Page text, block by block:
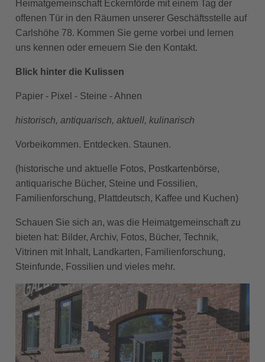
Heimatgemeinschaft Eckernförde mit einem Tag der
offenen Tür in den Räumen unserer Geschäftsstelle auf
Carlshöhe 78. Kommen Sie gerne vorbei und lernen
uns kennen oder erneuern Sie den Kontakt.
Blick hinter die Kulissen
Papier - Pixel - Steine - Ahnen
historisch, antiquarisch, aktuell, kulinarisch
Vorbeikommen. Entdecken. Staunen.
(historische und aktuelle Fotos, Postkartenbörse,
antiquarische Bücher, Steine und Fossilien,
Familienforschung, Plattdeutsch, Kaffee und Kuchen)
Schauen Sie sich an, was die Heimatgemeinschaft zu
bieten hat: Bilder, Archiv, Fotos, Bücher, Technik,
Vitrinen mit Inhalt, Landkarten, Familienforschung,
Steinfunde, Fossilien und vieles mehr.